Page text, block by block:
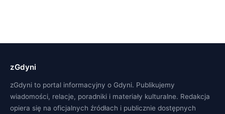
zGdyni
zGdyni to portal informacyjny o Gdyni. Publikujemy
wiadomości, relacje, poradniki i materiały kulturalne. Redakcja
opiera się na oficjalnych źródłach i publicznie dostępnych